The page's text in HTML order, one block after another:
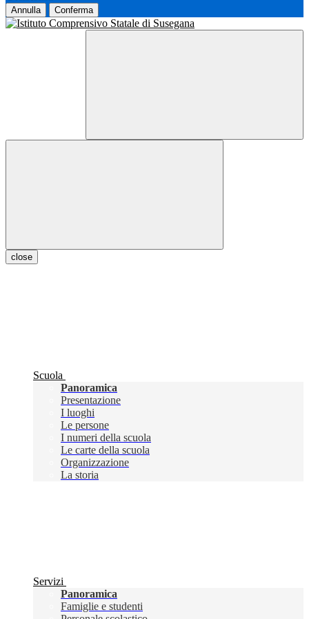
Annulla Conferma
close
Scuola
Panoramica
Presentazione
I luoghi
Le persone
I numeri della scuola
Le carte della scuola
Organizzazione
La storia
Servizi
Panoramica
Famiglie e studenti